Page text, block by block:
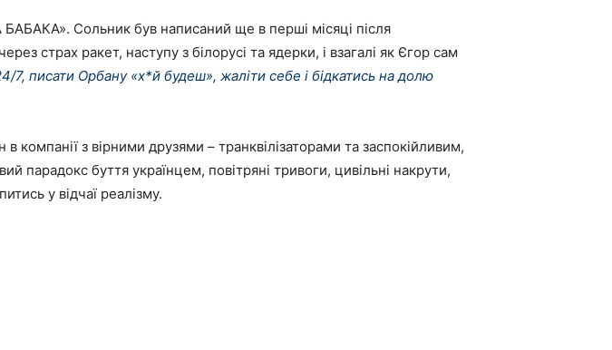
Сольник був написаний ще в перші місяці після
страх ракет, наступу з білорусі та ядерки, і взагалі як Єгор сам
7, писати Орбану «х*й будеш», жаліти себе і бідкатись на долю
компанії з вірними друзями – транквілізаторами та заспокійливим,
парадокс буття українцем, повітряні тривоги, цивільні накрути,
у відчаї реалізму.